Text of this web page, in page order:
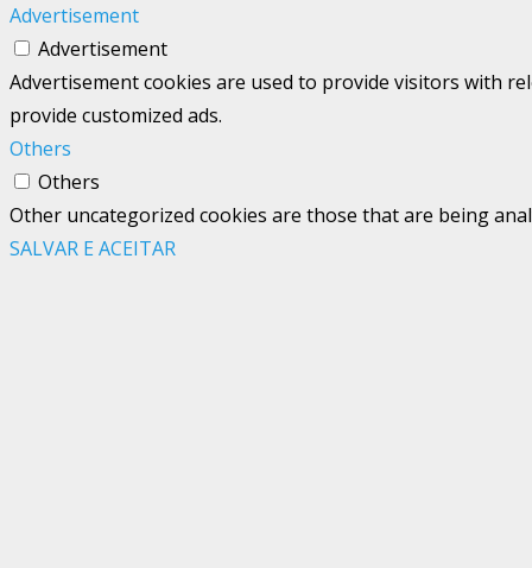
Advertisement
Advertisement
Advertisement cookies are used to provide visitors with
provide customized ads.
Others
Others
Other uncategorized cookies are those that are being
SALVAR E ACEITAR